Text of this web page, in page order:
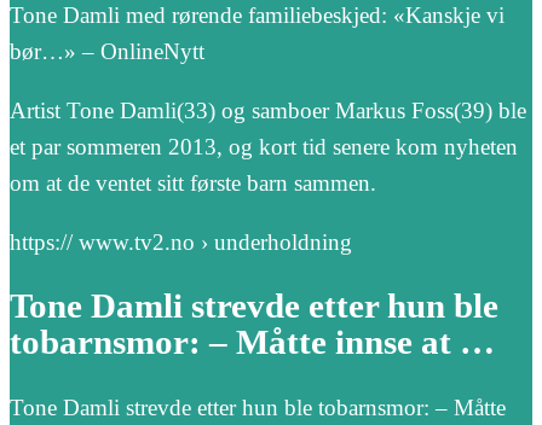
Tone Damli med rørende familiebeskjed: «Kanskje vi
bør…» – OnlineNytt
Artist Tone Damli(33) og samboer Markus Foss(39) ble
et par sommeren 2013, og kort tid senere kom nyheten
om at de ventet sitt første barn sammen.
https:// www.tv2.no › underholdning
Tone Damli strevde etter hun ble
tobarnsmor: – Måtte innse at …
Tone Damli strevde etter hun ble tobarnsmor: – Måtte